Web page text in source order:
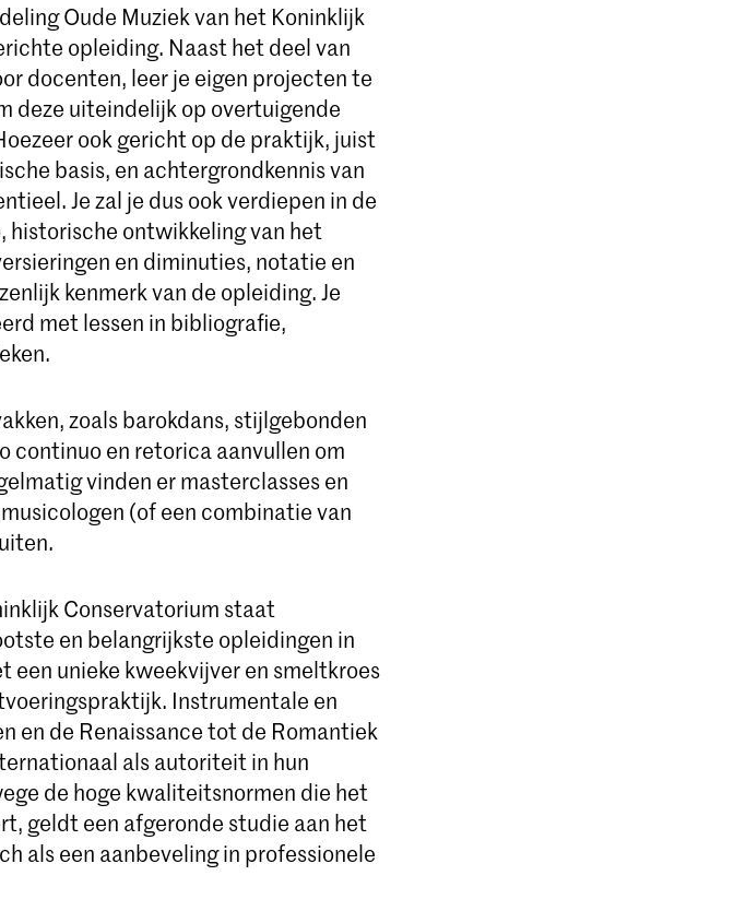
Oude Muziek van het Koninklijk
opleiding. Naast het deel van
docenten, leer je eigen projecten te
deze uiteindelijk op overtuigende
ook gericht op de praktijk, juist
basis, en achtergrondkennis van
Je zal je dus ook verdiepen in de
historische ontwikkeling van het
en diminuties, notatie en
kenmerk van de opleiding. Je
met lessen in bibliografie,
zoals barokdans, stijlgebonden
continuo en retorica aanvullen om
vinden er masterclasses en
(of een combinatie van
Conservatorium staat
en belangrijkste opleidingen in
een unieke kweekvijver en smeltkroes
Instrumentale en
en de Renaissance tot de Romantiek
als autoriteit in hun
de hoge kwaliteitsnormen die het
geldt een afgeronde studie aan het
als een aanbeveling in professionele